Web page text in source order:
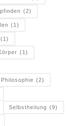
(2)
(1)
(1)
(1)
Philosophie (2)
Selbstheilung (9)